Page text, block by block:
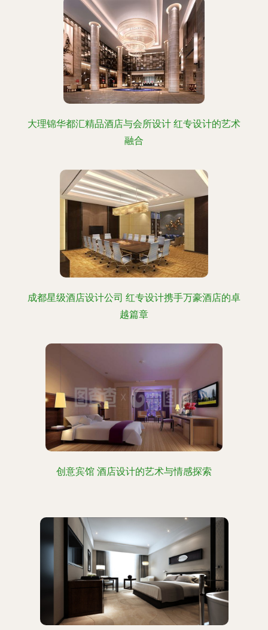
大理锦华都汇精品酒店与会所设计 红专设计的艺术
融合
成都星级酒店设计公司 红专设计携手万豪酒店的卓
越篇章
创意宾馆 酒店设计的艺术与情感探索